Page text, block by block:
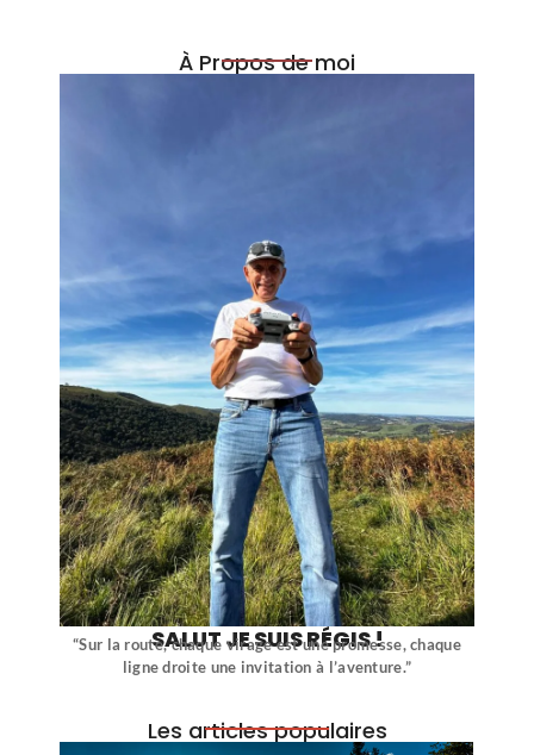
À Propos de moi
SALUT JE SUIS RÉGIS !
“Sur la route, chaque virage est une promesse, chaque
ligne droite une invitation à l’aventure.”
Les articles populaires